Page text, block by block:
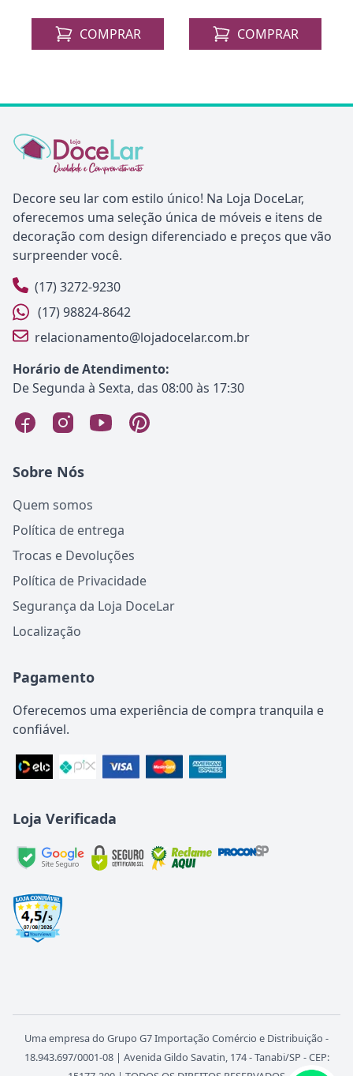
COMPRAR COMPRAR
Decore seu lar com estilo único! Na Loja DoceLar,
oferecemos uma seleção única de móveis e itens de
decoração com design diferenciado e preços que vão
surpreender você.
(17) 3272-9230
(17) 98824-8642
relacionamento@lojadocelar.com.br
Horário de Atendimento:
De Segunda à Sexta, das 08:00 às 17:30
Sobre Nós
Quem somos
Política de entrega
Trocas e Devoluções
Política de Privacidade
Segurança da Loja DoceLar
Localização
Pagamento
Oferecemos uma experiência de compra tranquila e
confiável.
Loja Verificada
Uma empresa do Grupo G7 Importação Comércio e Distribuição -
18.943.697/0001-08 | Avenida Gildo Savatin, 174 - Tanabi/SP - CEP: